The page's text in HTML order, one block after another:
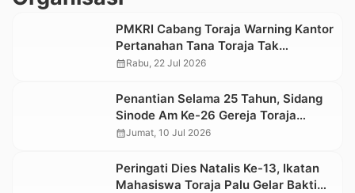
PMKRI Cabang Toraja Warning Kantor
Pertanahan Tana Toraja Tak
Permainkan Warga yang Urus
calendar_monthRabu, 22 Jul 2026
Penantian Selama 25 Tahun, Sidang
Sinode Am Ke-26 Gereja Toraja
Kembali Digelar di Tanah Luwu
calendar_monthJumat, 10 Jul 2026
Peringati Dies Natalis Ke-13, Ikatan
Mahasiswa Toraja Palu Gelar Bakti